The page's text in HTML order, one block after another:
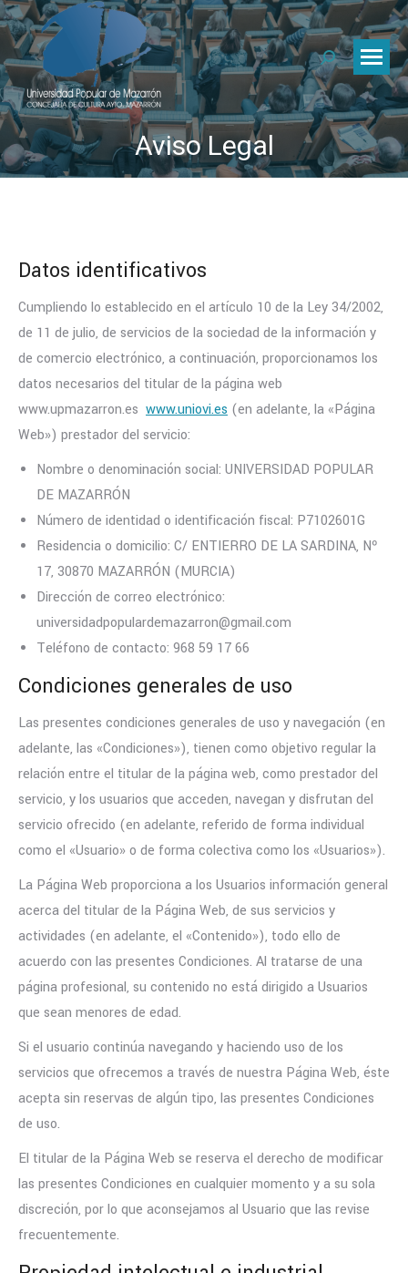
Buscar:
Aviso Legal
Datos identificativos
Cumpliendo lo establecido en el artículo 10 de la Ley 34/2002,
de 11 de julio, de servicios de la sociedad de la información y
de comercio electrónico, a continuación, proporcionamos los
datos necesarios del titular de la página web
www.upmazarron.es www.uniovi.es (en adelante, la «Página
Web») prestador del servicio:
Nombre o denominación social: UNIVERSIDAD POPULAR
DE MAZARRÓN
Número de identidad o identificación fiscal: P7102601G
Residencia o domicilio: C/ ENTIERRO DE LA SARDINA, Nº
17, 30870 MAZARRÓN (MURCIA)
Dirección de correo electrónico:
universidadpopulardemazarron@gmail.com
Teléfono de contacto: 968 59 17 66
Condiciones generales de uso
Las presentes condiciones generales de uso y navegación (en
adelante, las «Condiciones»), tienen como objetivo regular la
relación entre el titular de la página web, como prestador del
servicio, y los usuarios que acceden, navegan y disfrutan del
servicio ofrecido (en adelante, referido de forma individual
como el «Usuario» o de forma colectiva como los «Usuarios»).
La Página Web proporciona a los Usuarios información general
acerca del titular de la Página Web, de sus servicios y
actividades (en adelante, el «Contenido»), todo ello de
acuerdo con las presentes Condiciones. Al tratarse de una
página profesional, su contenido no está dirigido a Usuarios
que sean menores de edad.
Si el usuario continúa navegando y haciendo uso de los
servicios que ofrecemos a través de nuestra Página Web, éste
acepta sin reservas de algún tipo, las presentes Condiciones
de uso.
El titular de la Página Web se reserva el derecho de modificar
las presentes Condiciones en cualquier momento y a su sola
discreción, por lo que aconsejamos al Usuario que las revise
frecuentemente.